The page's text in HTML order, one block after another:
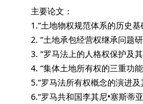
主要论文：
1.“土地物权规范体系的历史
2. “土地承包经营权继承问题
3. “罗马法上的人格权保护及
4. “集体土地所有权的三重功
5.“罗马法所有权概念的演进
6.“罗马共和国李其尼•塞斯蒂